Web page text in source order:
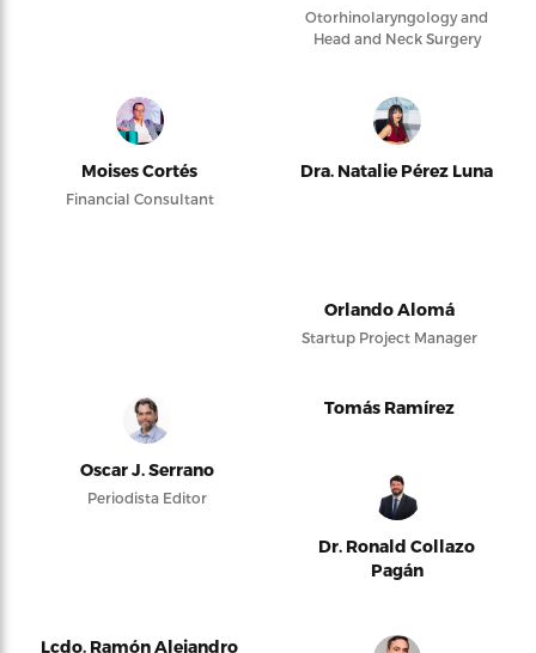
Otorhinolaryngology and
Head and Neck Surgery
Moises Cortés
Financial Consultant
Dra. Natalie Pérez Luna
Orlando Alomá
Startup Project Manager
Oscar J. Serrano
Periodista Editor
Tomás Ramírez
Dr. Ronald Collazo
Pagán
Lcdo. Ramón Alejandro